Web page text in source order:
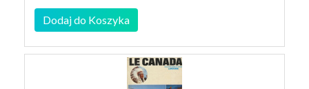
Dodaj do Koszyka